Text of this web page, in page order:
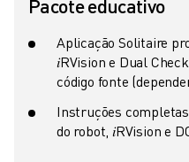
Pacote educativo
Aplicação Solitaire
𝑖RVision e Dual
código fonte
Instruções
do robot, 𝑖RVision e